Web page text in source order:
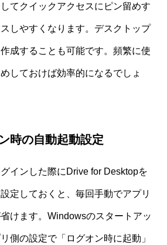
てクイックアクセスにピン留めす
しやすくなります。デスクトップ
成することも可能です。頻繁に使
しておけば効率的になるでしょ
時の自動起動設定
インした際にDrive for Desktopを
定しておくと、毎回手動でアプリ
けます。Windowsのスタートアッ
側の設定で「ログオン時に起動」